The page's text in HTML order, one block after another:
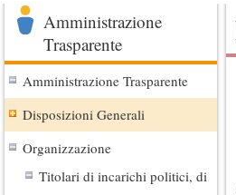
Amministrazione
Trasparente
Amministrazione Trasparente
Disposizioni Generali
Organizzazione
Titolari di incarichi politici, di